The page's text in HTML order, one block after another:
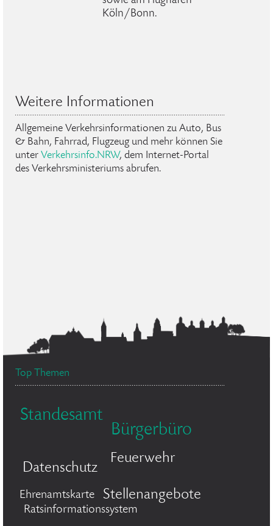
Köln/Bonn.
Weitere Informationen
Allgemeine Verkehrsinformationen zu Auto, Bus
& Bahn, Fahrrad, Flugzeug und mehr können Sie
unter Verkehrsinfo.NRW, dem Internet-Portal
des Verkehrsministeriums abrufen.
Top Themen
Standesamt
Bürgerbüro
Datenschutz
Feuerwehr
Ehrenamtskarte Stellenangebote
Ratsinformationssystem